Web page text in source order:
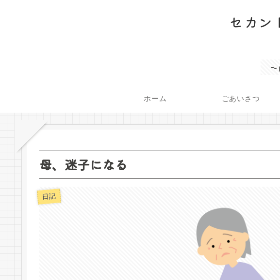
セカン
ホーム ごあいさつ
母、迷子になる
日記